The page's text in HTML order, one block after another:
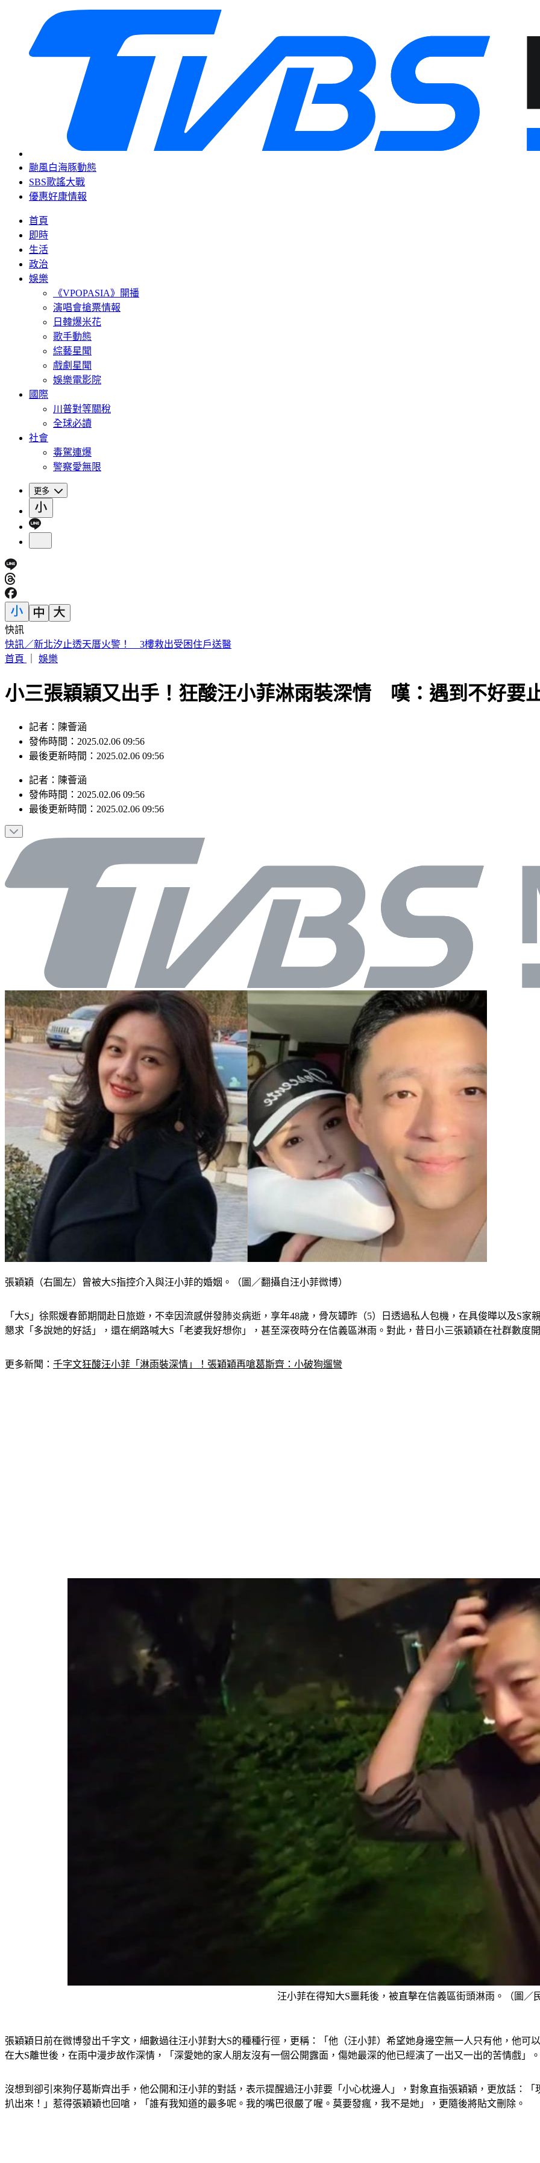
颱風白海豚動態
SBS歌謠大戰
優惠好康情報
首頁
即時
生活
政治
娛樂
《VPOPASIA》開播
演唱會搶票情報
日韓爆米花
歌手動態
綜藝星聞
戲劇星聞
娛樂電影院
國際
川普對等關稅
全球必讀
社會
毒駕連爆
警察愛無限
更多
快訊
日本人來台爆買！曬35公斤「超台戰利品」 網友見1物全笑翻
首頁
娛樂
小三張穎穎又出手！狂酸汪小菲淋雨裝深情 嘆：遇到不好要
記者：陳薈涵
發佈時間：2025.02.06 09:56
最後更新時間：2025.02.06 09:56
記者 ： 陳薈涵
發佈時間： 2025.02.06 09:56
最後更新時間： 2025.02.06 09:56
張穎穎（右圖左）曾被大S指控介入與汪小菲的婚姻。（圖／翻攝自汪小菲微博）
「大S」徐熙媛春節期間赴日旅遊，不幸因流感併發肺炎病逝，享年48歲，骨灰罈昨（5）日透過私人包機，在具俊曄以及S
懇求「多說她的好話」，還在網路喊大S「老婆我好想你」，甚至深夜時分在信義區淋雨。對此，昔日小三張穎穎在社群數度
更多新聞： 千字文狂酸汪小菲「淋雨裝深情」！張穎穎再嗆葛斯齊：小破狗遛彎
汪小菲在得知大S噩耗後，被直擊在信義區街頭淋雨。（圖／
張穎穎日前在微博發出千字文，細數過往汪小菲對大S的種種行徑，更稱：「他（汪小菲）希望她身邊空無一人只有他，他可
在大S離世後，在雨中漫步故作深情，「深愛她的家人朋友沒有一個公開露面，傷她最深的他已經演了一出又一出的苦情戲」。
沒想到卻引來狗仔葛斯齊出手，他公開和汪小菲的對話，表示提醒過汪小菲要「小心枕邊人」，對象直指張穎穎，更放話：
扒出來！」惹得張穎穎也回嗆，「誰有我知道的最多呢。我的嘴巴很嚴了喔。莫要發瘋，我不是她」，更隨後將貼文刪除。